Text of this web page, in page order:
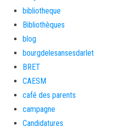
bibliotheque
Bibliothèques
blog
bourgdelesansesdarlet
BRET
CAESM
café des parents
campagne
Candidatures